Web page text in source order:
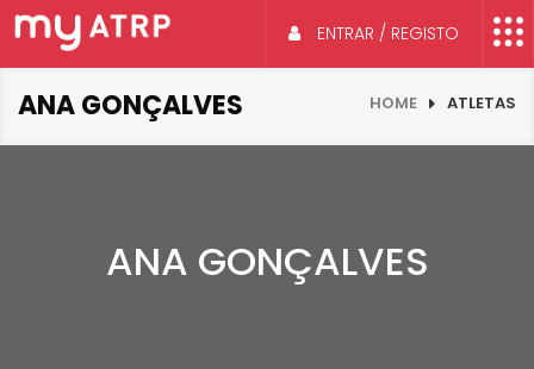
ENTRAR / REGISTO
ANA GONÇALVES HOME ATLETAS
ANA GONÇALVES